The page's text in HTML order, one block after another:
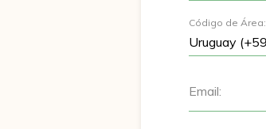
Código de Área:
Email: